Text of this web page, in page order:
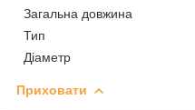
Загальна довжина
Тип
Діаметр
Приховати